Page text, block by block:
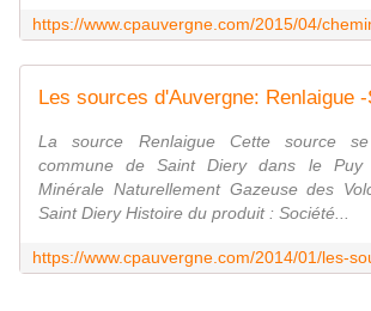
La source Renlaigue Cette source
commune de Saint Diery dans le
Minérale Naturellement Gazeuse des
Saint Diery Histoire du produit : Société...